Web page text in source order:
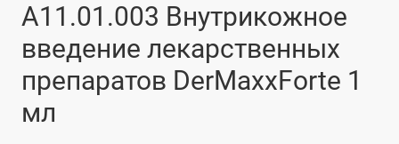
A11.01.003 Внутрикожное
введение лекарственных
препаратов DerMaxxForte 1
мл